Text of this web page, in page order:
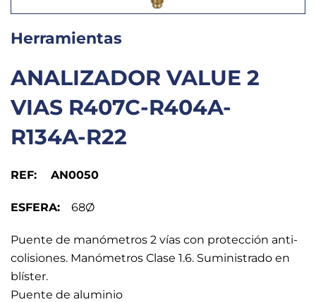
Herramientas
ANALIZADOR VALUE 2
VIAS R407C-R404A-
R134A-R22
REF: AN0050
ESFERA: 68Ø
Puente de manómetros 2 vías con protección anti-
colisiones. Manómetros Clase 1.6. Suministrado en
blíster.
Puente de aluminio